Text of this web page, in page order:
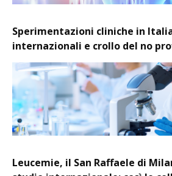
Sperimentazioni cliniche in
internazionali e crollo del no
Leucemie, il San Raffaele di